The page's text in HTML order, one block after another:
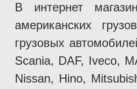
В интернет
американских
грузовых
Scania, DAF, Iveco,
Nissan, Hino,